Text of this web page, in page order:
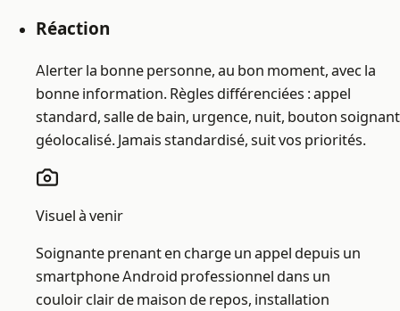
Réaction
Alerter la bonne personne, au bon moment, avec la
bonne information. Règles différenciées : appel
standard, salle de bain, urgence, nuit, bouton soignant
géolocalisé. Jamais standardisé, suit vos priorités.
Visuel à venir
Soignante prenant en charge un appel depuis un
smartphone Android professionnel dans un
couloir clair de maison de repos, installation